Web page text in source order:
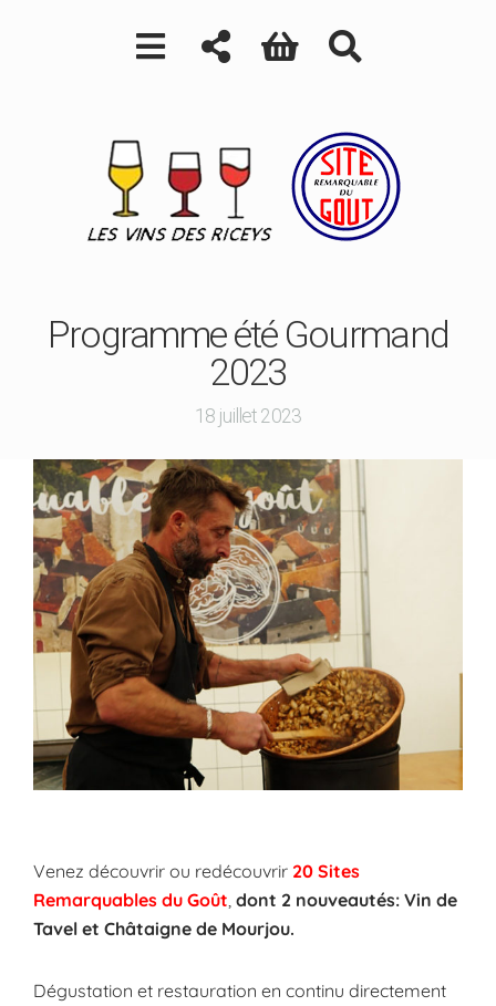
Programme été Gourmand
2023
18 juillet 2023
Venez découvrir ou redécouvrir 20 Sites
Remarquables du Goût dont 2 nouveautés: Vin de
Tavel et Châtaigne de Mourjou.
Dégustation et restauration en continu directement